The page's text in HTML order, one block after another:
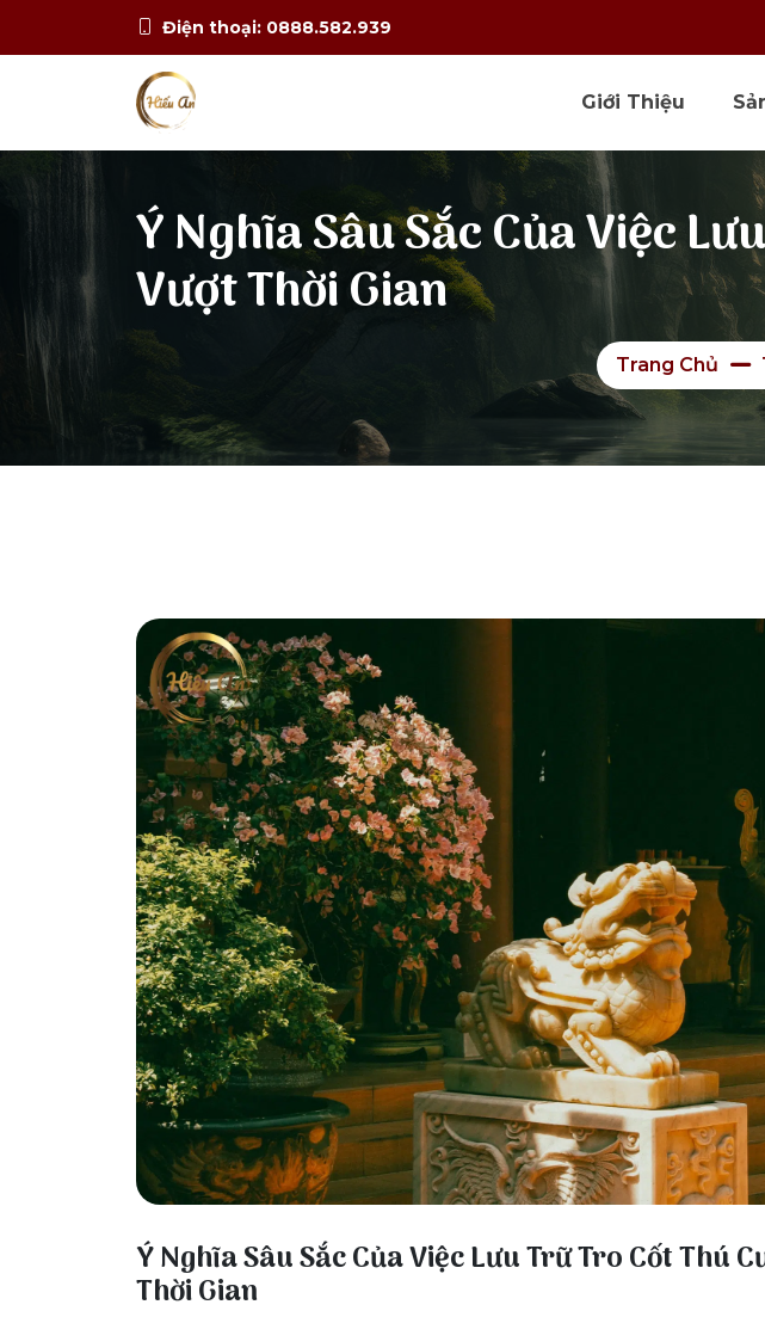
Điện thoại: 0888.582.939
Giới Thiệu
Ý Nghĩa Sâu Sắc Của Việc
Vượt Thời Gian
Trang Chủ
Ý Nghĩa Sâu Sắc Của Việc Lưu Trữ Tro Cốt Thú
Thời Gian